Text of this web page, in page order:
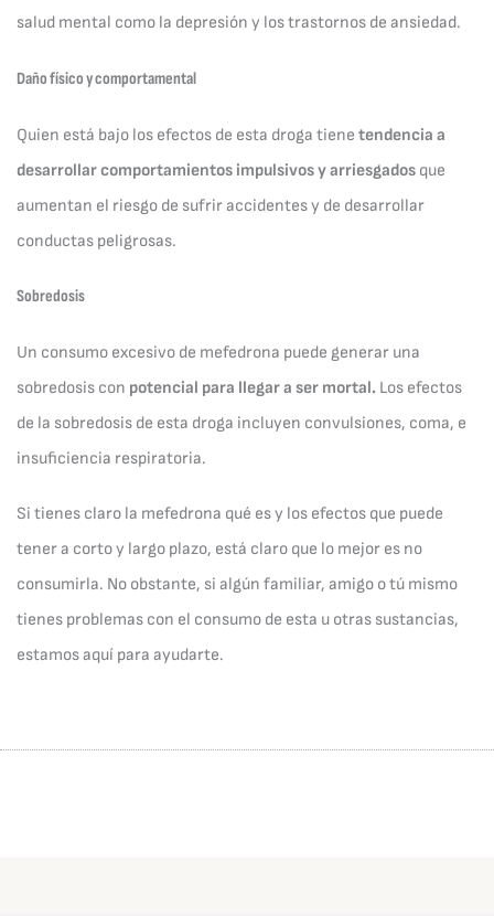
salud mental como la depresión y los trastornos de ansiedad.
Daño físico y comportamental
Quien está bajo los efectos de esta droga tiene tendencia a
desarrollar comportamientos impulsivos y arriesgados que
aumentan el riesgo de sufrir accidentes y de desarrollar
conductas peligrosas.
Sobredosis
Un consumo excesivo de mefedrona puede generar una
sobredosis con potencial para llegar a ser mortal. Los efectos
de la sobredosis de esta droga incluyen convulsiones, coma, e
insuficiencia respiratoria.
Si tienes claro la mefedrona qué es y los efectos que puede
tener a corto y largo plazo, está claro que lo mejor es no
consumirla. No obstante, si algún familiar, amigo o tú mismo
tienes problemas con el consumo de esta u otras sustancias,
estamos aquí para ayudarte.